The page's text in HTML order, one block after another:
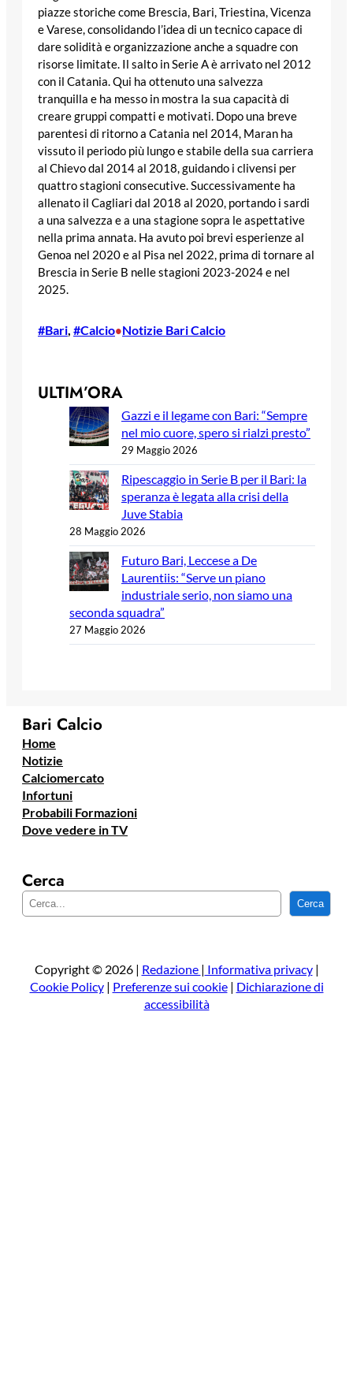
piazze storiche come Brescia, Bari, Triestina, Vicenza
e Varese, consolidando l’idea di un tecnico capace di
dare solidità e organizzazione anche a squadre con
risorse limitate. Il salto in Serie A è arrivato nel 2012
con il Catania. Qui ha ottenuto una salvezza
tranquilla e ha messo in mostra la sua capacità di
creare gruppi compatti e motivati. Dopo una breve
parentesi di ritorno a Catania nel 2014, Maran ha
vissuto il periodo più lungo e stabile della sua carriera
al Chievo dal 2014 al 2018, guidando i clivensi per
quattro stagioni consecutive. Successivamente ha
allenato il Cagliari dal 2018 al 2020, portando i sardi
a una salvezza e a una stagione sopra le aspettative
nella prima annata. Ha avuto poi brevi esperienze al
Genoa nel 2020 e al Pisa nel 2022, prima di tornare al
Brescia in Serie B nelle stagioni 2023-2024 e nel
2025.
#Bari, #Calcio•Notizie Bari Calcio
ULTIM’ORA
Gazzi e il legame con Bari: “Sempre
nel mio cuore, spero si rialzi presto”
29 Maggio 2026
Ripescaggio in Serie B per il Bari: la
speranza è legata alla crisi della
Juve Stabia
28 Maggio 2026
Futuro Bari, Leccese a De
Laurentiis: “Serve un piano
industriale serio, non siamo una
seconda squadra”
27 Maggio 2026
Bari Calcio
Home
Notizie
Calciomercato
Infortuni
Probabili Formazioni
Dove vedere in TV
Cerca
e
a
Cerca
Copyright © 2026 | Redazione | Informativa privacy|
Cookie Policy| Preferenze sui cookie| Dichiarazione di
accessibilità